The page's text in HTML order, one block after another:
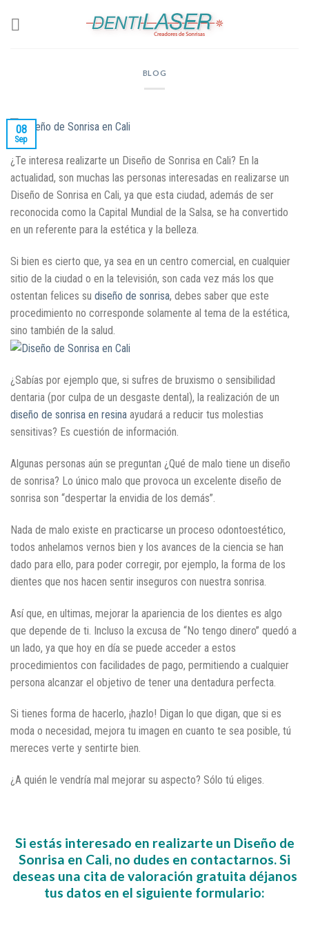
BLOG
08
Sep
¿Te interesa realizarte un Diseño de Sonrisa en Cali? En la
actualidad, son muchas las personas interesadas en realizarse un
Diseño de Sonrisa en Cali, ya que esta ciudad, además de ser
reconocida como la Capital Mundial de la Salsa, se ha convertido
en un referente para la estética y la belleza.
Si bien es cierto que, ya sea en un centro comercial, en cualquier
sitio de la ciudad o en la televisión, son cada vez más los que
ostentan felices su diseño de sonrisa, debes saber que este
procedimiento no corresponde solamente al tema de la estética,
sino también de la salud.
¿Sabías por ejemplo que, si sufres de bruxismo o sensibilidad
dentaria (por culpa de un desgaste dental), la realización de un
diseño de sonrisa en resina ayudará a reducir tus molestias
sensitivas? Es cuestión de información.
Algunas personas aún se preguntan ¿Qué de malo tiene un diseño
de sonrisa? Lo único malo que provoca un excelente diseño de
sonrisa son “despertar la envidia de los demás”.
Nada de malo existe en practicarse un proceso odontoestético,
todos anhelamos vernos bien y los avances de la ciencia se han
dado para ello, para poder corregir, por ejemplo, la forma de los
dientes que nos hacen sentir inseguros con nuestra sonrisa.
Así que, en ultimas, mejorar la apariencia de los dientes es algo
que depende de ti. Incluso la excusa de “No tengo dinero” quedó a
un lado, ya que hoy en día se puede acceder a estos
procedimientos con facilidades de pago, permitiendo a cualquier
persona alcanzar el objetivo de tener una dentadura perfecta.
Si tienes forma de hacerlo, ¡hazlo! Digan lo que digan, que si es
moda o necesidad, mejora tu imagen en cuanto te sea posible, tú
mereces verte y sentirte bien.
¿A quién le vendría mal mejorar su aspecto? Sólo tú eliges.
Si estás interesado en realizarte un Diseño de
Sonrisa en Cali, no dudes en contactarnos. Si
deseas una cita de valoración gratuita déjanos
tus datos en el siguiente formulario: